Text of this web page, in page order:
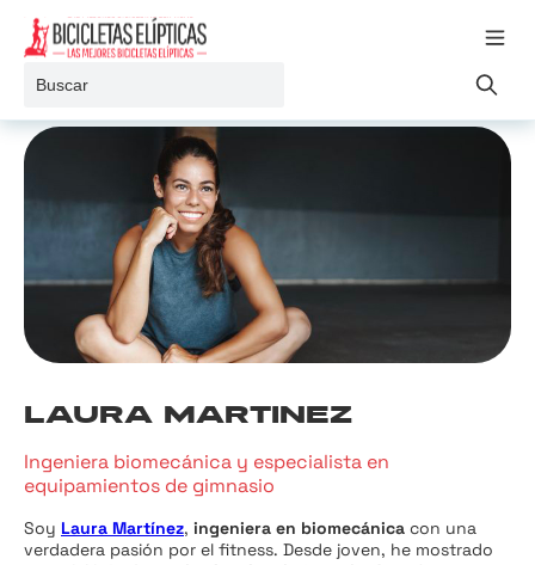
Ir al contenido
Toggle
Buscar
LAURA MARTINEZ
Ingeniera biomecánica y especialista en
equipamientos de gimnasio
Soy Laura Martínez, ingeniera en biomecánica con una
verdadera pasión por el fitness. Desde joven, he mostrado